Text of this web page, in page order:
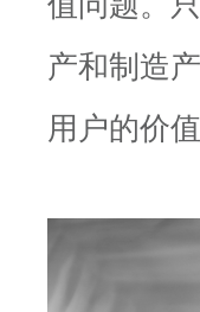
产和制造
用户的价